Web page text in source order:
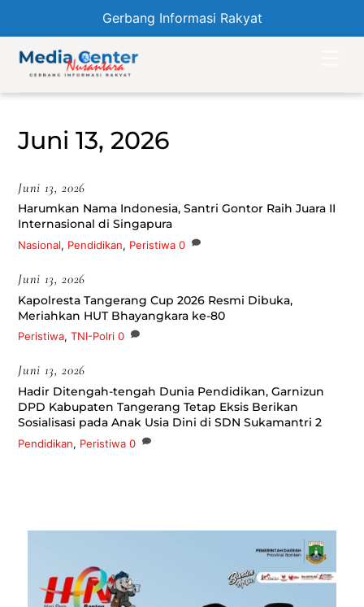
Gerbang Informasi Rakyat
content
Juni 13, 2026
Juni 13, 2026
Harumkan Nama Indonesia, Santri Gontor Raih Juara II
Internasional di Singapura
Nasional, Pendidikan, Peristiwa 0
Juni 13, 2026
Kapolresta Tangerang Cup 2026 Resmi Dibuka,
Meriahkan HUT Bhayangkara ke-80
Peristiwa,TNI-Polri 0
Juni 13, 2026
Hadir Ditengah-tengah Dunia Pendidikan, Garnizun
DPD Kabupaten Tangerang Tetap Eksis Berikan
Sosialisasi pada Anak Usia Dini di SDN Sukamantri 2
Pendidikan, Peristiwa 0